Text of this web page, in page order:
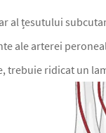
al țesutului
ale arterei
trebuie ridicat un